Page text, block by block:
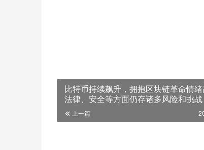
比特币持续飙升，拥抱区块链革命情
法律、安全等方面仍存诸多风险和挑战
上一篇